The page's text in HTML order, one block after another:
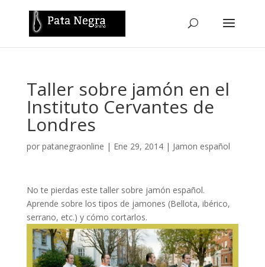
Taller sobre jamón en el
Instituto Cervantes de
Londres
por patanegraonline | Ene 29, 2014| Jamon español
No te pierdas este taller sobre jamón español.
Aprende sobre los tipos de jamones (Bellota, ibérico,
serrano, etc.) y cómo cortarlos.